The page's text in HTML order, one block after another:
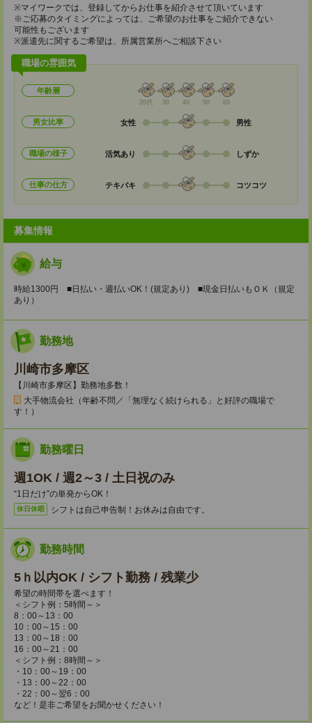
※マイワークでは、登録してからお仕事を紹介させて頂いています
※ご応募のタイミングによっては、ご希望のお仕事をご紹介できない
可能性もございます
※派遣先に関するご希望は、所属営業所へご相談下さい
職場の雰囲気
年齢層
20代 30 40 50 60
男女比率 女性 男性
職場の様子 活気あり しずか
仕事の仕方 テキパキ コツコツ
募集情報
給与
時給1300円 ■日払い・週払いOK！(規定あり) ■現金日払いもＯＫ（規定
あり）
勤務地
川崎市多摩区
【川崎市多摩区】勤務地多数！
大手物流会社（年齢不問／「無理なく続けられる」と好評の職場で
す！）
勤務曜日
週1OK / 週2～3 / 土日祝のみ
“1日だけ”の単発からOK！
休日休暇 シフトは自己申告制！お休みは自由です。
勤務時間
5ｈ以内OK / シフト勤務 / 残業少
希望の時間帯を選べます！
＜シフト例：5時間～＞
8：00～13：00
10：00～15：00
13：00～18：00
16：00～21：00
＜シフト例：8時間～＞
・10：00～19：00
・13：00～22：00
・22：00～翌6：00
など！是非ご希望をお聞かせください！